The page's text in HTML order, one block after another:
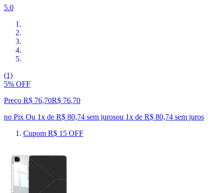
5.0
(1)
5% OFF
Preço R$ 76,70R$ 76,70
no Pix Ou 1x de R$ 80,74 sem jurosou 1x de R$ 80,74 sem juros
Cupom R$ 15 OFF